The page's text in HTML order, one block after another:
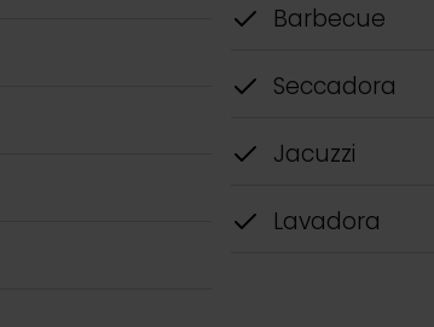
Barbecue
Seccadora
Jacuzzi
Lavadora